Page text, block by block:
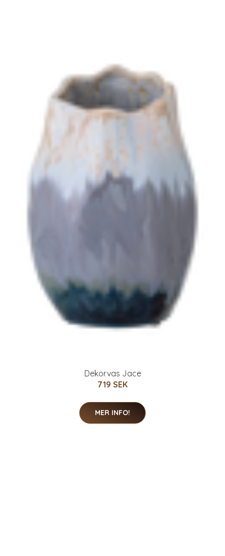
Dekorvas Jace
719 SEK
MER INFO!